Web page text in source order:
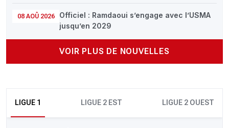
08 AOÛ 2026
Officiel : Ramdaoui s’engage avec l’USMA
jusqu’en 2029
VOIR PLUS DE NOUVELLES
LIGUE 1 LIGUE 2 EST LIGUE 2 OUEST